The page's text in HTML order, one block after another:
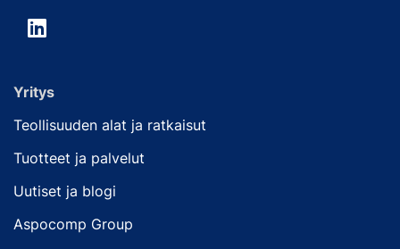
Yritys
Teollisuuden alat ja ratkaisut
Tuotteet ja palvelut
Uutiset ja blogi
Aspocomp Group